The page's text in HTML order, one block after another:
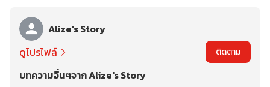
Alize's Story
ดูโปรไฟล์
ติดตาม
บทความอื่นๆจาก Alize's Story